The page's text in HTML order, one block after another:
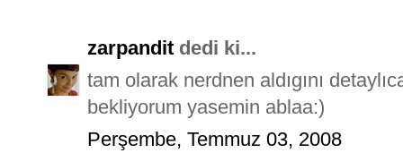
zarpandit dedi ki...
tam olarak nerdnen aldıgını
bekliyorum yasemin ablaa:)
Perşembe, Temmuz 03, 2008